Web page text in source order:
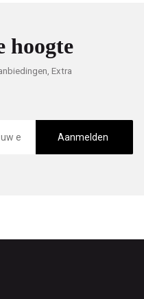
hoogte
Extra
Aanmelden